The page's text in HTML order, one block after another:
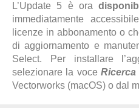
L’Update 5 è ora
immediatamente
licenze in abbonamento o
di aggiornamento e
Select. Per installare
selezionare la voce
Vectorworks (macOS) o dal